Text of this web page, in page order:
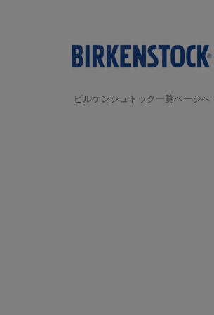
ビルケンシュトック一覧ページへ